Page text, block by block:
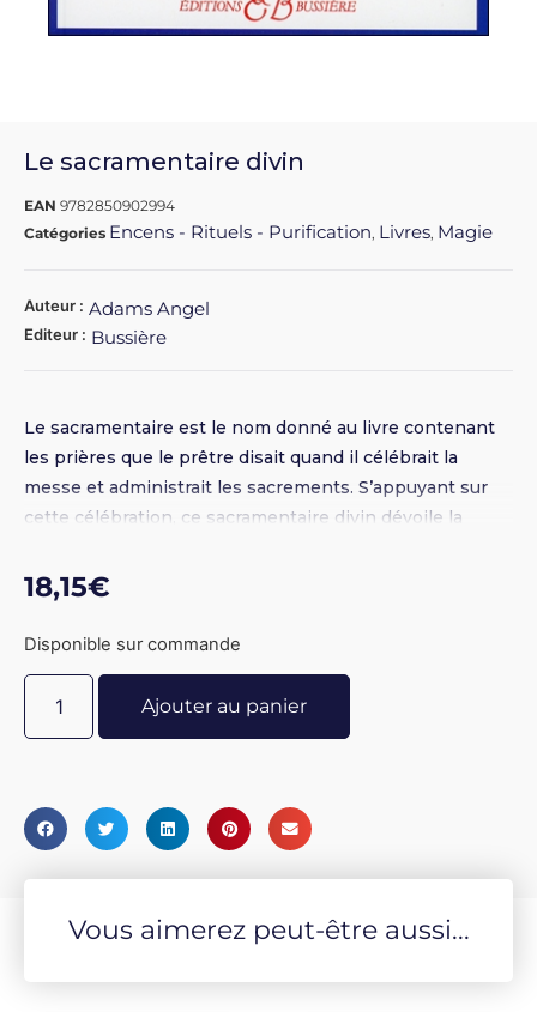
Le sacramentaire divin
EAN 9782850902994
Catégories Encens - Rituels - Purification, Livres, Magie
Auteur : Adams Angel
Editeur : Bussière
Le sacramentaire est le nom donné au livre contenant
les prières que le prêtre disait quand il célébrait la
messe et administrait les sacrements. S’appuyant sur
cette célébration, ce sacramentaire divin dévoile la
depuis plus de vingt siècles. Prières de défense, de
protection, de dévotion, de demande ou de purification,
prières pour les morts ou pour le triomphe de la vérité,
dont il a besoin conformément à la promesse qui a été
18,15€
Disponible sur commande
Ajouter au panier
Vous aimerez peut-être aussi...